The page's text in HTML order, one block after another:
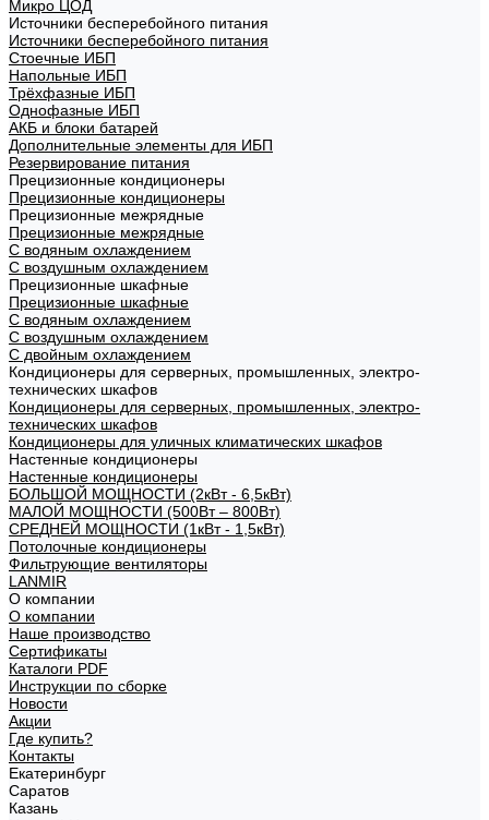
Микро ЦОД
Источники бесперебойного питания
Источники бесперебойного питания
Стоечные ИБП
Напольные ИБП
Трёхфазные ИБП
Однофазные ИБП
АКБ и блоки батарей
Дополнительные элементы для ИБП
Резервирование питания
Прецизионные кондиционеры
Прецизионные кондиционеры
Прецизионные межрядные
Прецизионные межрядные
С водяным охлаждением
С воздушным охлаждением
Прецизионные шкафные
Прецизионные шкафные
С водяным охлаждением
С воздушным охлаждением
С двойным охлаждением
Кондиционеры для серверных, промышленных, электро-
технических шкафов
Кондиционеры для серверных, промышленных, электро-
технических шкафов
Кондиционеры для уличных климатических шкафов
Настенные кондиционеры
Настенные кондиционеры
БОЛЬШОЙ МОЩНОСТИ (2кВт - 6,5кВт)
МАЛОЙ МОЩНОСТИ (500Вт – 800Вт)
СРЕДНЕЙ МОЩНОСТИ (1кВт - 1,5кВт)
Потолочные кондиционеры
Фильтрующие вентиляторы
LANMIR
О компании
О компании
Наше производство
Сертификаты
Каталоги PDF
Инструкции по сборке
Новости
Акции
Где купить?
Контакты
Екатеринбург
Саратов
Казань